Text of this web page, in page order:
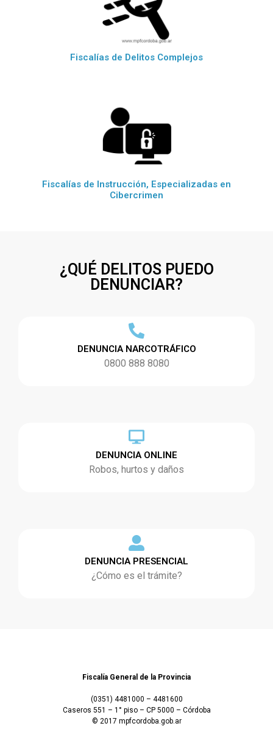
Fiscalías de Delitos Complejos
Fiscalías de Instrucción, Especializadas en
Cibercrimen
¿QUÉ DELITOS PUEDO
DENUNCIAR?
DENUNCIA NARCOTRÁFICO
0800 888 8080
DENUNCIA ONLINE
Robos, hurtos y daños
DENUNCIA PRESENCIAL
¿Cómo es el trámite?
Fiscalía General de la Provincia
(0351) 4481000 – 4481600
Caseros 551 – 1° piso – CP 5000 – Córdoba
© 2017 mpfcordoba.gob.ar